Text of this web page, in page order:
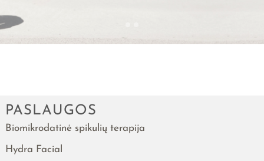
PASLAUGOS
Biomikrodatinė spikulių terapija
Hydra Facial